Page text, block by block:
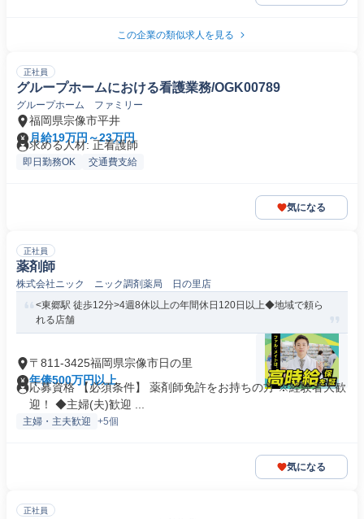
この企業の類似求人を見る
正社員
グループホームにおける看護業務/OGK00789
グループホーム ファミリー
福岡県宗像市平井
月給19万円～23万円
求める人材: 正看護師
即日勤務OK 交通費支給
気になる
正社員
薬剤師
株式会社ニック ニック調剤薬局 日の里店
<東郷駅 徒歩12分>4週8休以上の年間休日120日以上◆地域で頼ら
れる店舗
〒811-3425福岡県宗像市日の里
年俸500万円以上
応募資格 【必須条件】 薬剤師免許をお持ちの方 ※経験者大歓
迎！ ◆主婦(夫)歓迎 ...
主婦・主夫歓迎 +5個
気になる
正社員